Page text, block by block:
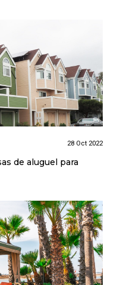
28 Oct 2022
de aluguel para